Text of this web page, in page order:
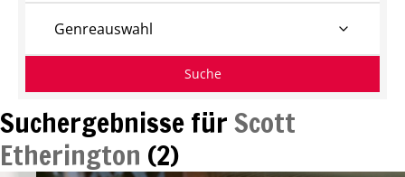
Suchergebnisse fürScott
Etherington (2)
Genreauswahl
Suche